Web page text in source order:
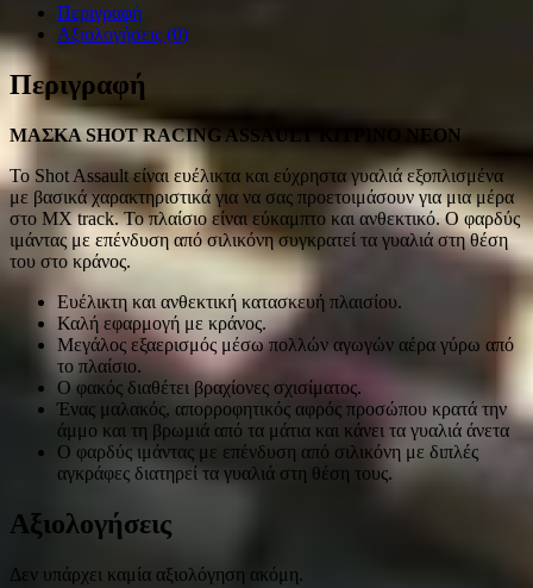
Περιγραφή
Αξιολογήσεις (0)
Περιγραφή
MΑΣΚΑ SHOT RACING ASSAULT ΚΙΤΡΙΝΟ ΝΕΟΝ
Το Shot Assault είναι ευέλικτα και εύχρηστα γυαλιά εξοπλισμένα
με βασικά χαρακτηριστικά για να σας προετοιμάσουν για μια μέρα
στο MX track. Το πλαίσιο είναι εύκαμπτο και ανθεκτικό. Ο φαρδύς
ιμάντας με επένδυση από σιλικόνη συγκρατεί τα γυαλιά στη θέση
του στο κράνος.
Ευέλικτη και ανθεκτική κατασκευή πλαισίου.
Καλή εφαρμογή με κράνος.
Μεγάλος εξαερισμός μέσω πολλών αγωγών αέρα γύρω από
το πλαίσιο.
Ο φακός διαθέτει βραχίονες σχισίματος.
Ένας μαλακός, απορροφητικός αφρός προσώπου κρατά την
άμμο και τη βρωμιά από τα μάτια και κάνει τα γυαλιά άνετα
O φαρδύς ιμάντας με επένδυση από σιλικόνη με διπλές
αγκράφες διατηρεί τα γυαλιά στη θέση τους.
Αξιολογήσεις
Δεν υπάρχει καμία αξιολόγηση ακόμη.